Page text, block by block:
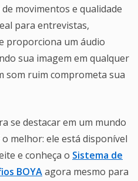
movimentos e qualidade
para entrevistas,
proporciona um áudio
sua imagem em qualquer
som ruim comprometa sua
se destacar em um mundo
melhor: ele está disponível
e conheça o Sistema de
BOYAagora mesmo para